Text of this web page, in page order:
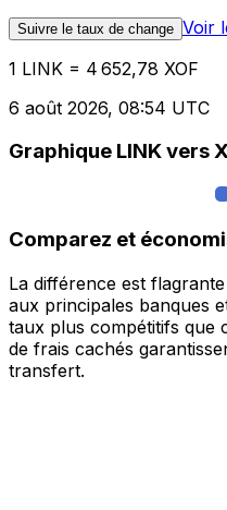
Suivre le taux de change Voir
1 LINK = 4 652,78 XOF
6 août 2026, 08:54 UTC
Graphique LINK vers
Comparez et
La différence est
aux principales banques
taux plus compétitifs que
de frais cachés
transfert.